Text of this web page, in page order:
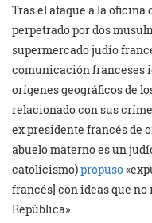
Tras el ataque a la oficina
perpetrado por dos
supermercado judío
comunicación franceses
orígenes geográficos de
relacionado con sus
ex presidente francés de
abuelo materno es un
catolicismo)propuso
francés] con ideas que no
República».